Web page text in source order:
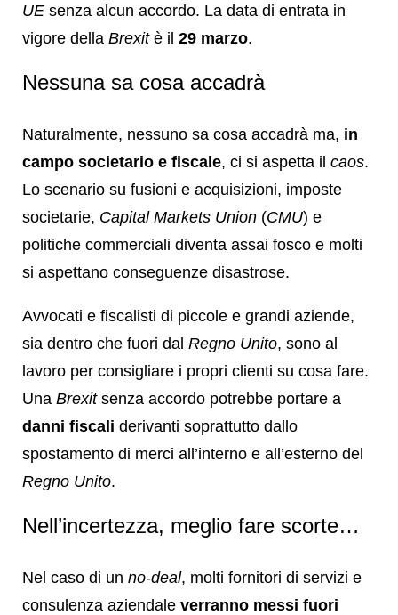
UE senza alcun accordo. La data di entrata in
vigore della Brexitè il 29 marzo.
Nessuna sa cosa accadrà
Naturalmente, nessuno sa cosa accadrà ma, in
campo societario e fiscale, ci si aspetta il caos.
Lo scenario su fusioni e acquisizioni, imposte
societarie, Capital Markets Union (CMU) e
politiche commerciali diventa assai fosco e molti
si aspettano conseguenze disastrose.
Avvocati e fiscalisti di piccole e grandi aziende,
sia dentro che fuori dal Regno Unito, sono al
lavoro per consigliare i propri clienti su cosa fare.
Una Brexitsenza accordo potrebbe portare a
danni fiscali derivanti soprattutto dallo
spostamento di merci all’interno e all’esterno del
Regno Unito.
Nell’incertezza, meglio fare scorte…
Nel caso di un no-deal, molti fornitori di servizi e
consulenza aziendale verranno messi fuori